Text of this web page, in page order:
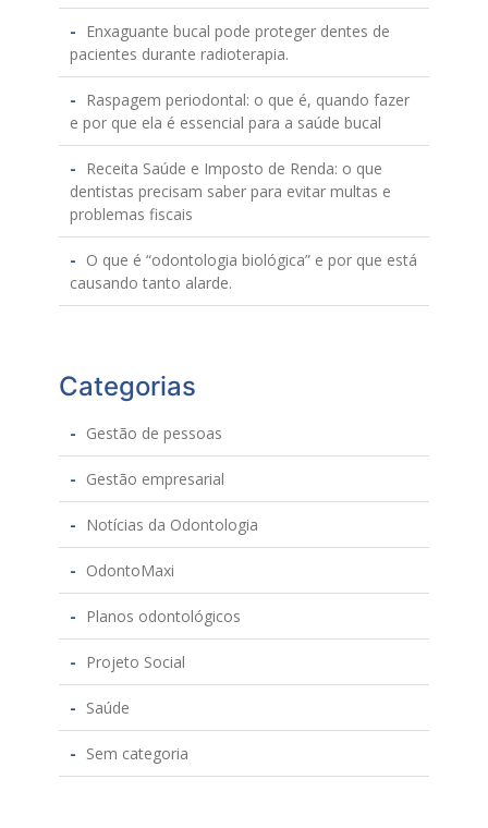
Enxaguante bucal pode proteger dentes de
pacientes durante radioterapia.
Raspagem periodontal: o que é, quando fazer
e por que ela é essencial para a saúde bucal
Receita Saúde e Imposto de Renda: o que
dentistas precisam saber para evitar multas e
problemas fiscais
O que é “odontologia biológica” e por que está
causando tanto alarde.
Categorias
Gestão de pessoas
Gestão empresarial
Notícias da Odontologia
OdontoMaxi
Planos odontológicos
Projeto Social
Saúde
Sem categoria